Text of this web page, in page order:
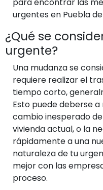
urgentes en Puebla
¿Qué se
urgente?
Una mudanza se
requiere realizar el
tiempo corto,
Esto puede deberse
cambio inesperado
vivienda actual, o la
rápidamente a una
naturaleza de tu
mejor con las
proceso.